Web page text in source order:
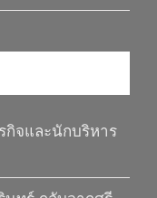
กิจและนักบริหาร